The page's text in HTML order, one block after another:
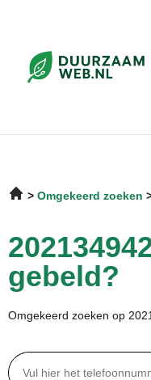
Omgekeerd zoeken
gebeld?
Omgekeerd zoeken op